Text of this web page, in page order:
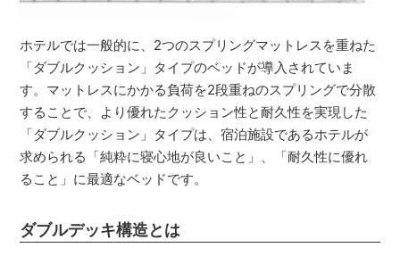
ホテルでは一般的に、2つのスプリングマットレスを重ねた
「ダブルクッション」タイプのベッドが導入されていま
す。マットレスにかかる負荷を2段重ねのスプリングで分散
することで、より優れたクッション性と耐久性を実現した
「ダブルクッション」タイプは、宿泊施設であるホテルが
求められる「純粋に寝心地が良いこと」、「耐久性に優れ
ること」に最適なベッドです。
ダブルデッキ構造とは